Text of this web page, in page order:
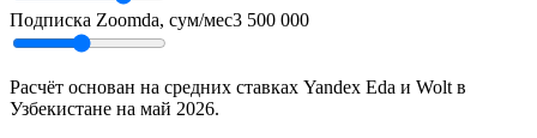
Подписка Zoomda, сум/мес3 500 000
Расчёт основан на средних ставках Yandex Eda и Wolt в
Узбекистане на май 2026.